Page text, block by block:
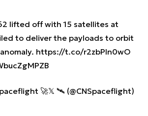
lifted off with 15 satellites at
to deliver the payloads to orbit
https://t.co/r2zbPln0wO
🚀𝕏 🛰️ (@CNSpaceflight)